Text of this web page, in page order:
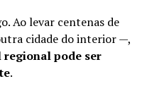
Ao levar centenas de
cidade do interior —,
pode ser
.